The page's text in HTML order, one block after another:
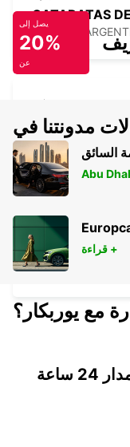
CATARATAS
IGUAZU -
SALTO CITY
SALTO -
DURAZNO CITY
DURAZNO -
يصل إلى
20%
عن
مدونتنا في
السائق
Abu
قراءة +
مع يوربكار؟